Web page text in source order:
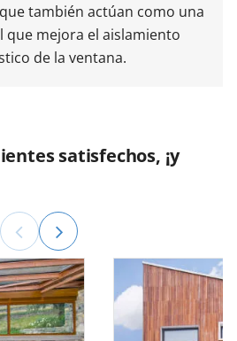
también actúan como una
que mejora el aislamiento
de la ventana.
satisfechos, ¡y